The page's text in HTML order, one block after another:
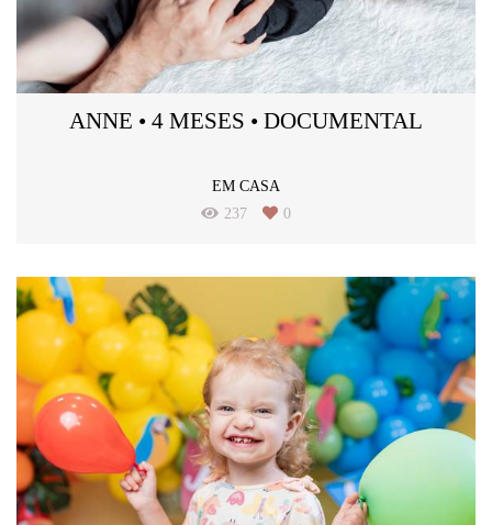
ANNE • 4 MESES • DOCUMENTAL
EM CASA
237
0